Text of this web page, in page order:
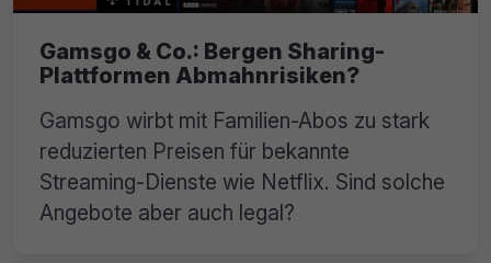
Gamsgo & Co.: Bergen Sharing-
Plattformen Abmahnrisiken?
Gamsgo wirbt mit Familien-Abos zu stark
reduzierten Preisen für bekannte
Streaming-Dienste wie Netflix. Sind solche
Angebote aber auch legal?